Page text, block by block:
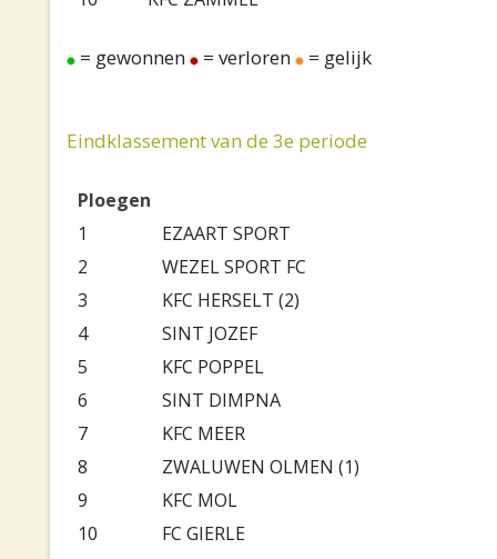
= gewonnen = verloren = gelijk
Eindklassement van de 3e periode
Ploegen
1
EZAART SPORT
2
WEZEL SPORT FC
3
KFC HERSELT (2)
4
SINT JOZEF
5
KFC POPPEL
6
SINT DIMPNA
7
KFC MEER
8
ZWALUWEN OLMEN (1)
9
KFC MOL
10
FC GIERLE